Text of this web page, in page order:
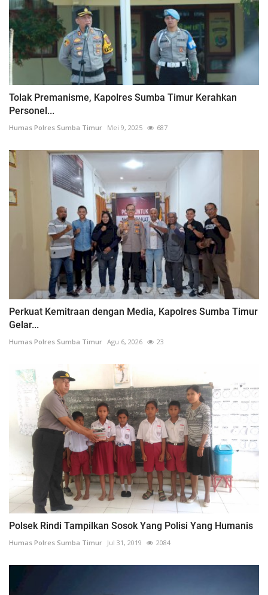
Tolak Premanisme, Kapolres Sumba Timur Kerahkan
Personel...
Humas Polres Sumba Timur Mei 9, 2025 687
Perkuat Kemitraan dengan Media, Kapolres Sumba Timur
Gelar...
Humas Polres Sumba Timur Agu 6, 2026 23
Polsek Rindi Tampilkan Sosok Yang Polisi Yang Humanis
Humas Polres Sumba Timur Jul 31, 2019 2084